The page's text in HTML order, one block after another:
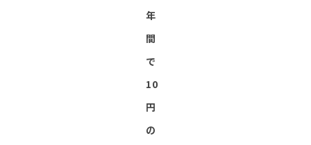
年
間
で
10
円
の